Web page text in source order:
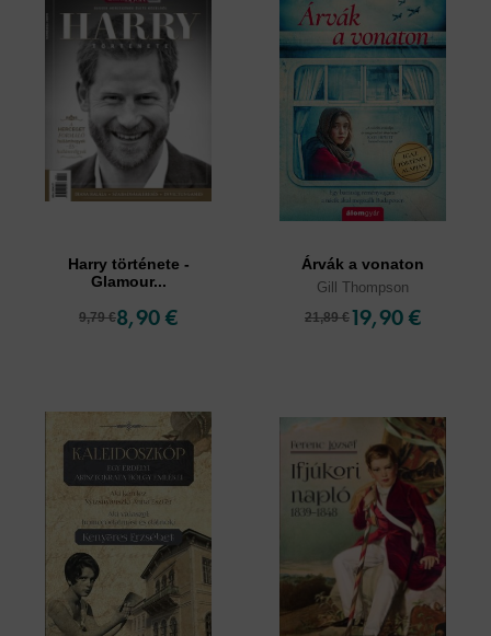
Harry története -
Glamour...
9,79 €8,90 €
Árvák a vonaton
Gill Thompson
21,89 €19,90 €